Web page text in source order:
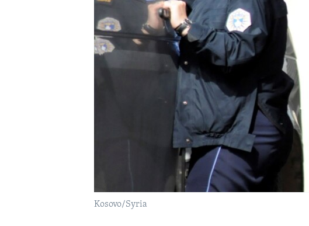
Kosovo/Syria